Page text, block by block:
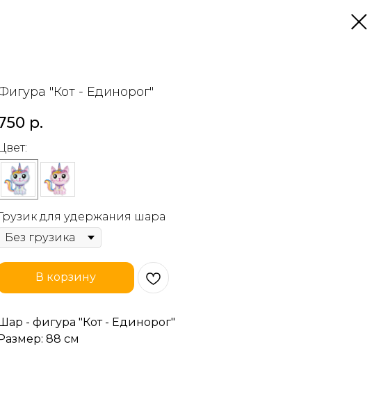
"Кот - Единорог"
р.
для удержания шара
В корзину
- фигура "Кот - Единорог"
88 см